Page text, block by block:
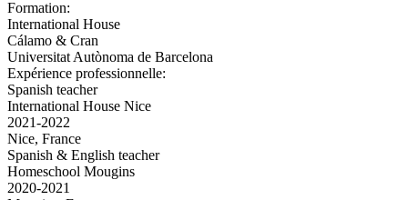
Formation:
International House
Cálamo & Cran
Universitat Autònoma de Barcelona
Expérience professionnelle:
Spanish teacher
International House Nice
2021-2022
Nice, France
Spanish & English teacher
Homeschool Mougins
2020-2021